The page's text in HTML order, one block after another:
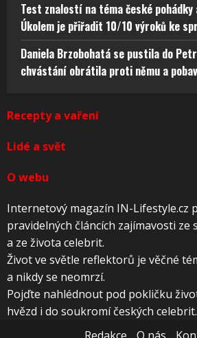
Test znalostí na téma české pohádky
Úkolem je přiřadit 10/10 výroků ke
Daniela Brzobohatá se pustila do
chvástání obrátila proti němu a
Recepty a vaření
Lidé a svět
O webu
Internetový magazín IN-Lifestyle.cz
pravidelných článcích zajímavosti ze
a ze života celebrit.
Život ve světle reflektorů je věčné
a nikdy se neomrzí.
Pojďte nahlédnout pod pokličku
hvězd i do soukromí českých celebrit.